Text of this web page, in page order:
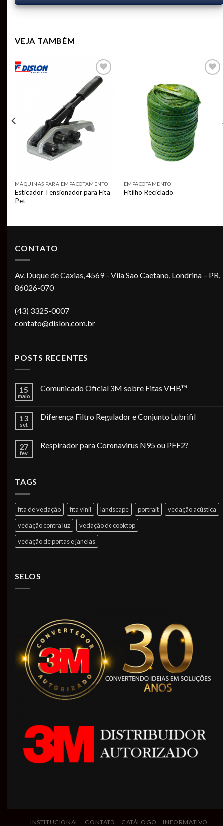
VEJA TAMBÉM
MÁQUINAS PARA EMPACOTAMENTO
Esticador Tensionador para Fita
Pet
Add to
wishlist
EMPACOTAMENTO
Fitilho Reciclado
CONTATO
Av. Duque de Caxias, 4569 – Vila Sao Caetano, Londrina – PR,
86026-070
(43) 3325-0007
contato@dislon.com.br
POSTS RECENTES
15
maio
Comunicado Oficial 3M sobre Fitas VHB™
13
set
Diferença Filtro Regulador e Conjunto Lubrifil
27
fev
Respirador para Coronavirus N95 ou PFF2?
TAGS
fita de vedação fita vinil landscape portrait
vedação acústica
vedação contra luz
vedação de cooktop
vedação de portas e janelas
SELOS
INSTITUCIONAL CONTATO CATÁLOGO INFORMATIVO